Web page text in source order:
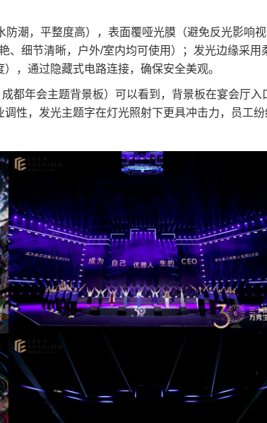
潮，平整度高），表面覆哑光膜（避免反光影响视
、细节清晰，户外/室内均可使用）；发光边缘采用
，通过隐藏式电路连接，确保安全美观。
都年会主题背景板）可以看到，背景板在宴会厅入
性，发光主题字在灯光照射下更具冲击力，员工纷